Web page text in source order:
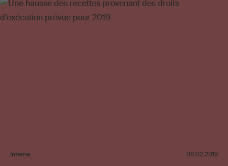
Interne 08.02.2019